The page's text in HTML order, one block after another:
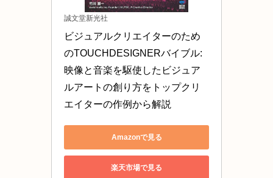
誠文堂新光社
ビジュアルクリエイターのため
のTOUCHDESIGNERバイブル:
映像と音楽を駆使したビジュア
ルアートの創り方をトップクリ
エイターの作例から解説
Amazonで見る
楽天市場で見る